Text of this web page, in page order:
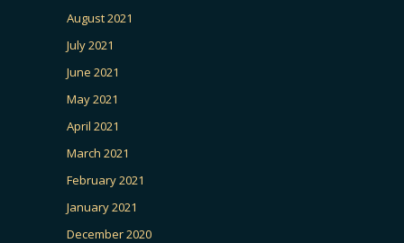
August 2021
July 2021
June 2021
May 2021
April 2021
March 2021
February 2021
January 2021
December 2020